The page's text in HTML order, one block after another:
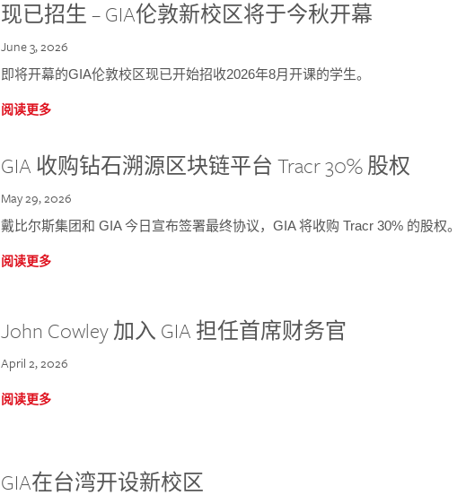
现已招生 – GIA伦敦新校区将于今秋开幕
June 3, 2026
即将开幕的GIA伦敦校区现已开始招收2026年8月开课的学生。
阅读更多
GIA 收购钻石溯源区块链平台 Tracr 30% 股权
May 29, 2026
戴比尔斯集团和 GIA 今日宣布签署最终协议，GIA 将收购 Tracr 30% 的股权。
阅读更多
John Cowley 加入 GIA 担任首席财务官
April 2, 2026
阅读更多
GIA在台湾开设新校区